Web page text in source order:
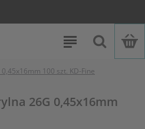
100 szt. KD-Fine
26G 0,45x16mm